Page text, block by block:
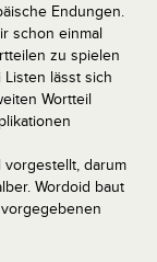
Endungen.
schon einmal
zu spielen
lässt sich
Wortteil
darum
Wordoid baut